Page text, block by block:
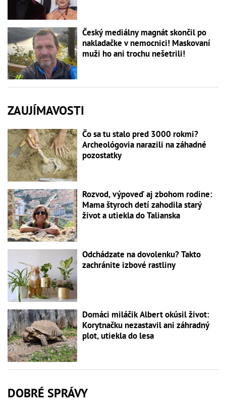
Český mediálny magnát skončil po
nakladačke v nemocnici! Maskovaní
muži ho ani trochu nešetrili!
ZAUJÍMAVOSTI
Čo sa tu stalo pred 3000 rokmi?
Archeológovia narazili na záhadné
pozostatky
Rozvod, výpoveď aj zbohom rodine:
Mama štyroch detí zahodila starý
život a utiekla do Talianska
Odchádzate na dovolenku? Takto
zachránite izbové rastliny
Domáci miláčik Albert okúsil život:
Korytnačku nezastavil ani záhradný
plot, utiekla do lesa
DOBRÉ SPRÁVY